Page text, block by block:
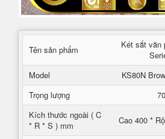
Tên sản phẩm
Két sắt văn
Model
KS80N
Trọng lượng
Kích thước ngoài ( C
* R * S ) mm
Cao 400 *